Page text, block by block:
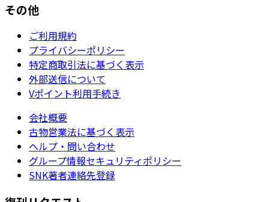
その他
ご利用規約
プライバシーポリシー
特定商取引法に基づく表示
外部送信について
Vポイント利用手続き
会社概要
古物営業法に基づく表示
ヘルプ・問い合わせ
グループ情報セキュリティポリシー
SNK著者連絡先登録